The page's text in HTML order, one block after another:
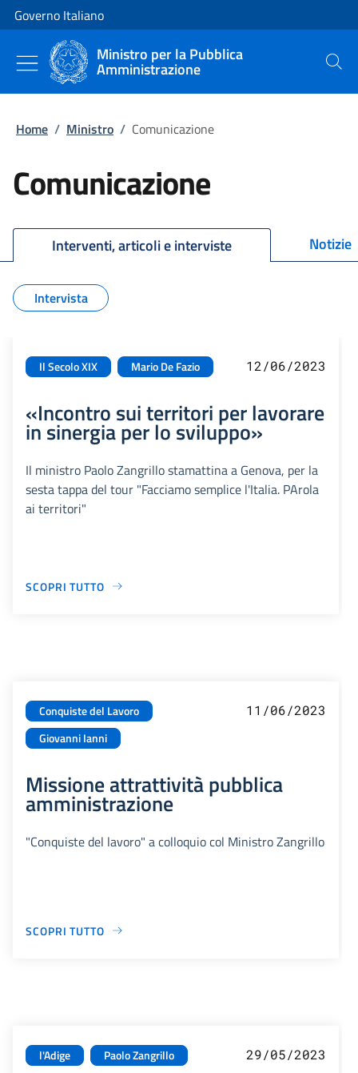
Vai al contenuto
Vai alla navigazione del sito
Governo Italiano
Ministro per la Pubblica
Amministrazione Cerca
Home / Ministro / Comunicazione
Comunicazione
Interventi, articoli e interviste Notizie
Intervista
Il Secolo XIX Mario De Fazio 12/06/2023
«Incontro sui territori per lavorare
in sinergia per lo sviluppo»
Il ministro Paolo Zangrillo stamattina a Genova, per la
sesta tappa del tour "Facciamo semplice l'Italia. PArola
ai territori"
SCOPRI TUTTO
Conquiste del Lavoro
Giovanni Ianni
11/06/2023
Missione attrattività pubblica
amministrazione
"Conquiste del lavoro" a colloquio col Ministro Zangrillo
SCOPRI TUTTO
l'Adige Paolo Zangrillo 29/05/2023